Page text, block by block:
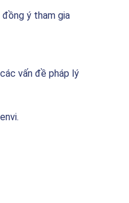
ý tham gia
vấn đề pháp lý